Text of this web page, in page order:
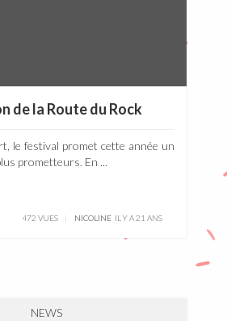
de la Route du Rock
le festival promet cette année un
prometteurs. En ...
472 VUES NICOLINE IL Y A 21 ANS
NEWS